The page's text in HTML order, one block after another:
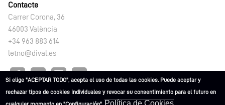
Contacte
Carrer Corona, 36
46003 València
+34 963 883 614
letno@dival.es
Si elige "ACEPTAR TODO", acepta el uso de todas las cookies. Puede aceptar y
rechazar tipos de cookies individuales y revocar su consentimiento para el futuro en
Política de Cookies